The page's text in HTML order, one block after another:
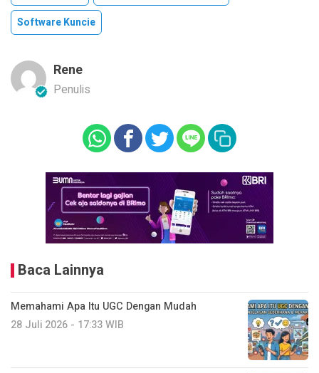
Software Kuncie
Rene
Penulis
Baca Lainnya
Memahami Apa Itu UGC Dengan Mudah
28 Juli 2026 - 17:33 WIB